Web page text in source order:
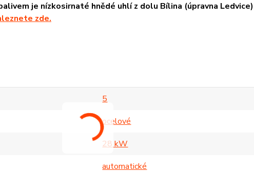
je nízkosirnaté hnědé uhlí z dolu Bílina (úpravna
zde.
5
ocelové
28 kW
automatické